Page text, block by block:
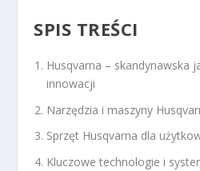
SPIS TREŚCI
Husqvarna – skandynawska
innowacji
Narzędzia i maszyny
Sprzęt Husqvarna dla
Kluczowe technologie i